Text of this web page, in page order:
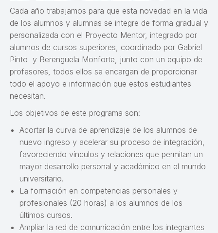
Cada año trabajamos para que esta novedad en la vida
de los alumnos y alumnas se integre de forma gradual y
personalizada con el Proyecto Mentor, integrado por
alumnos de cursos superiores, coordinado por Gabriel
Pinto y Berenguela Monforte, junto con un equipo de
profesores, todos ellos se encargan de proporcionar
todo el apoyo e información que estos estudiantes
necesitan.
Los objetivos de este programa son:
Acortar la curva de aprendizaje de los alumnos de
nuevo ingreso y acelerar su proceso de integración,
favoreciendo vínculos y relaciones que permitan un
mayor desarrollo personal y académico en el mundo
universitario.
La formación en competencias personales y
profesionales (20 horas) a los alumnos de los
últimos cursos.
Ampliar la red de comunicación entre los integrantes